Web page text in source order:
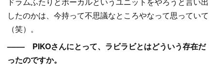
したのかは、今持って不思議なところやなって思っていて
（笑）。
–––– PIKOさんにとって、ラビラビとはどういう存在だ
ったのですか。